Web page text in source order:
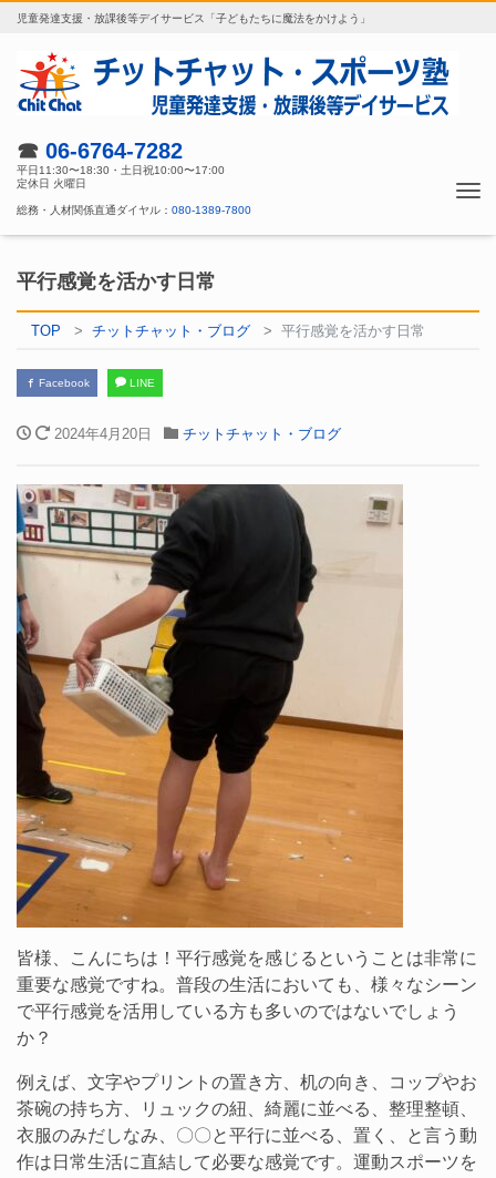
児童発達支援・放課後等デイサービス「子どもたちに魔法をかけよう」
☎ 06-6764-7282
平日11:30〜18:30・土日祝10:00〜17:00
定休日 火曜日
総務・人材関係直通ダイヤル： 080-1389-7800
平行感覚を活かす日常
TOP チットチャット・ブログ 平行感覚を活かす日常
Facebook LINE
2024年4月20日 チットチャット・ブログ
皆様、こんにちは！平行感覚を感じるということは非常に
重要な感覚ですね。普段の生活においても、様々なシーン
で平行感覚を活用している方も多いのではないでしょう
か？
例えば、文字やプリントの置き方、机の向き、コップやお
茶碗の持ち方、リュックの紐、綺麗に並べる、整理整頓、
衣服のみだしなみ、〇〇と平行に並べる、置く、と言う動
作は日常生活に直結して必要な感覚です。運動スポーツを